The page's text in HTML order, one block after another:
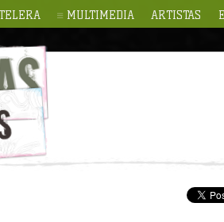
MULTIMEDIA ARTISTAS